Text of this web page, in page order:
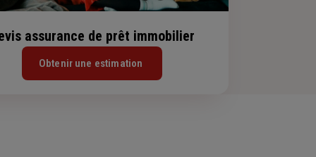
assurance de prêt immobilier
Obtenir une estimation